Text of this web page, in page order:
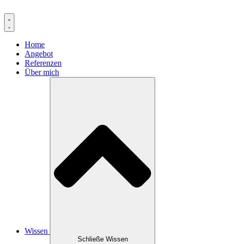
Inhalt
springen
Home
Angebot
Referenzen
Über mich
Wissen
Schließe Wissen